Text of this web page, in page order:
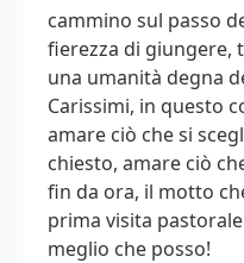
cammino sul passo
fierezza di giungere,
una umanità degna
Carissimi, in questo
amare ciò che si
chiesto, amare ciò
fin da ora, il motto
prima visita
meglio che posso!